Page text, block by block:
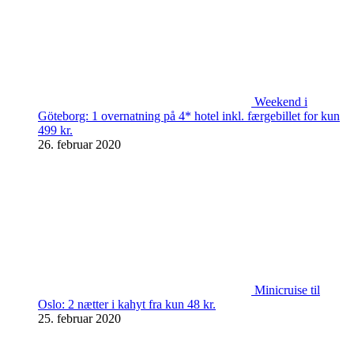
Weekend i
Göteborg: 1 overnatning på 4* hotel inkl. færgebillet for kun
499 kr.
26. februar 2020
Minicruise til
Oslo: 2 nætter i kahyt fra kun 48 kr.
25. februar 2020